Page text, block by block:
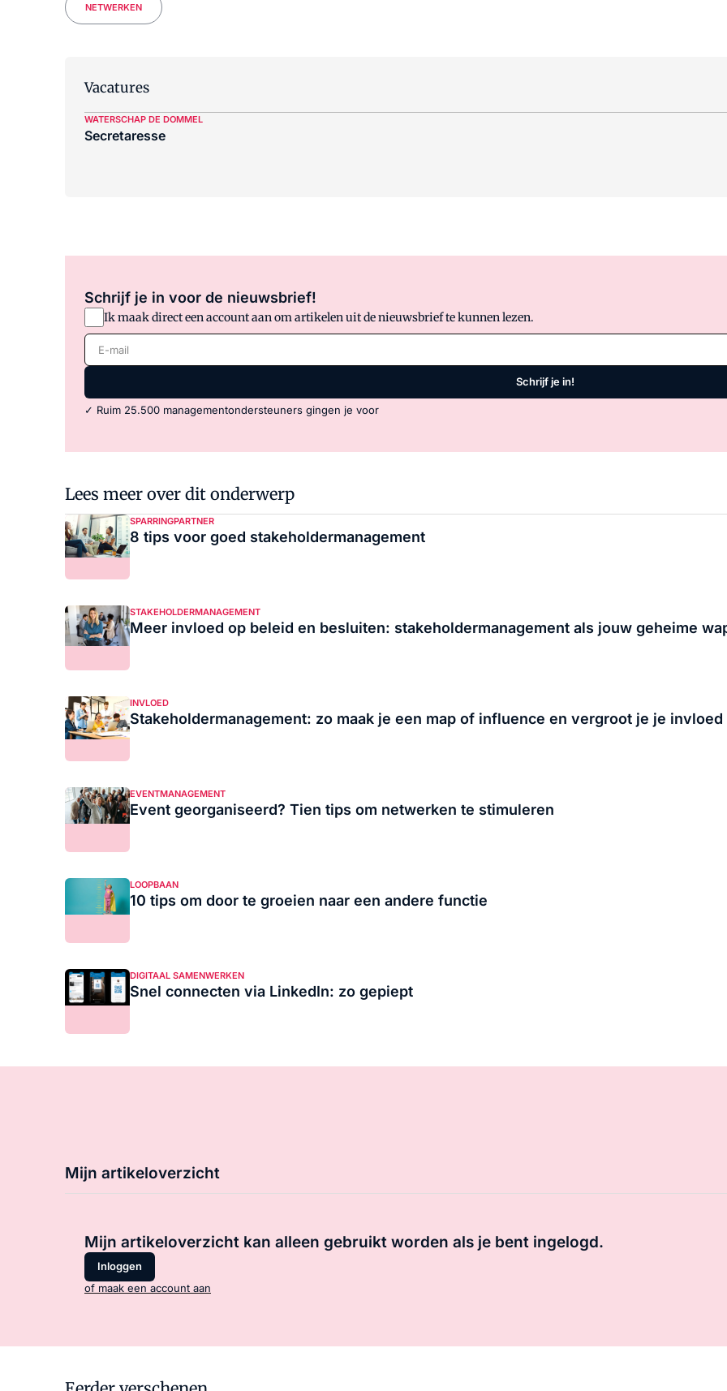
NETWERKEN
Vacatures
WATERSCHAP DE DOMMEL
Secretaresse
Schrijf je in voor de nieuwsbrief!
Ik maak direct een account aan om artikelen uit de nieuwsbrief te kunnen lezen.
E-mail
Schrijf je in!
✓ Ruim 25.500 managementondersteuners gingen je voor
Lees meer over dit onderwerp
SPARRINGPARTNER
8 tips voor goed stakeholdermanagement
STAKEHOLDERMANAGEMENT
Meer invloed op beleid en besluiten: stakeholdermanagement als jouw geheime
INVLOED
Stakeholdermanagement: zo maak je een map of influence en vergroot je je invloed
EVENTMANAGEMENT
Event georganiseerd? Tien tips om netwerken te stimuleren
LOOPBAAN
10 tips om door te groeien naar een andere functie
DIGITAAL SAMENWERKEN
Snel connecten via LinkedIn: zo gepiept
Mijn artikeloverzicht
Mijn artikeloverzicht kan alleen gebruikt worden als je bent ingelogd.
Inloggen
of maak een account aan